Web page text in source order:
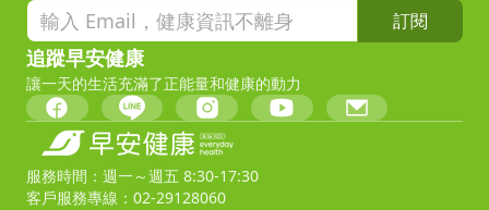
訂閱
追蹤早安健康
讓一天的生活充滿了正能量和健康的動力
服務時間：週一～週五 8:30-17:30
客戶服務專線：02-29128060